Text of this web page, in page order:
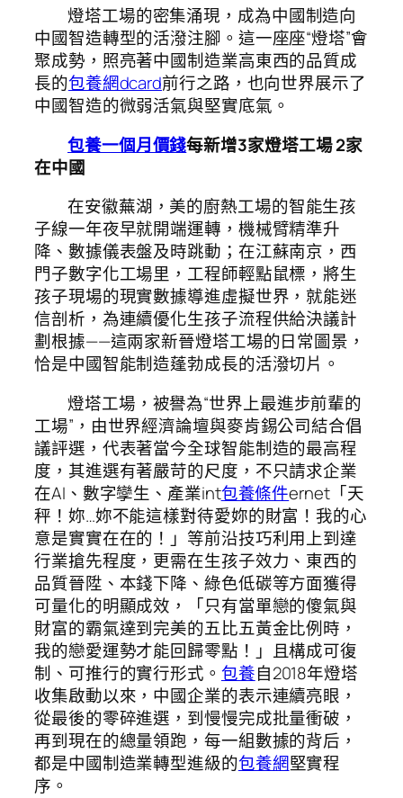
燈塔工場的密集涌現，成為中國制造向
中國智造轉型的活潑注腳。這一座座“燈塔”會
聚成勢，照亮著中國制造業高東西的品質成
長的包養網dcard前行之路，也向世界展示了
中國智造的微弱活氣與堅實底氣。
包養一個月價錢每新增3家燈塔工場 2家
在中國
在安徽蕪湖，美的廚熱工場的智能生孩
子線一年夜早就開端運轉，機械臂精準升
降、數據儀表盤及時跳動；在江蘇南京，西
門子數字化工場里，工程師輕點鼠標，將生
孩子現場的現實數據導進虛擬世界，就能迷
信剖析，為連續優化生孩子流程供給決議計
劃根據——這兩家新晉燈塔工場的日常圖景，
恰是中國智能制造蓬勃成長的活潑切片。
燈塔工場，被譽為“世界上最進步前輩的
工場”，由世界經濟論壇與麥肯錫公司結合倡
議評選，代表著當今全球智能制造的最高程
度，其進選有著嚴苛的尺度，不只請求企業
在AI、數字孿生、產業int包養條件ernet「天
秤！妳…妳不能這樣對待愛妳的財富！我的心
意是實實在在的！」等前沿技巧利用上到達
行業搶先程度，更需在生孩子效力、東西的
品質晉陞、本錢下降、綠色低碳等方面獲得
可量化的明顯成效，「只有當單戀的傻氣與
財富的霸氣達到完美的五比五黃金比例時，
我的戀愛運勢才能回歸零點！」且構成可復
制、可推行的實行形式。 包養自2018年燈塔
收集啟動以來，中國企業的表示連續亮眼，
從最後的零碎進選，到慢慢完成批量衝破，
再到現在的總量領跑，每一組數據的背后，
都是中國制造業轉型進級的包養網堅實程
序。